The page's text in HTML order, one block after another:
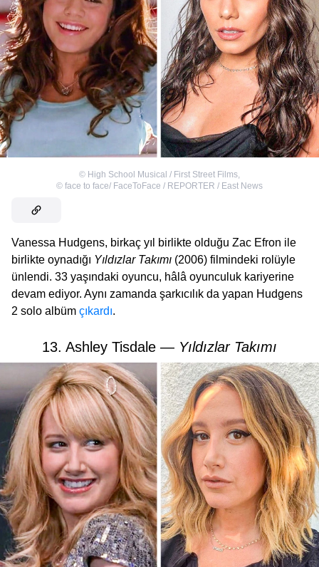
© High School Musical / First Street Films,
© face to face/ FaceToFace / REPORTER / East News
Vanessa Hudgens, birkaç yıl birlikte olduğu Zac Efron ile
birlikte oynadığı Yıldızlar Takımı (2006) filmindeki rolüyle
ünlendi. 33 yaşındaki oyuncu, hâlâ oyunculuk kariyerine
devam ediyor. Aynı zamanda şarkıcılık da yapan Hudgens
2 solo albüm çıkardı.
13. Ashley Tisdale — Yıldızlar Takımı